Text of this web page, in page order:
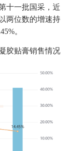
十一批国采，近
两位数的增速持
。
胶贴膏销售情况